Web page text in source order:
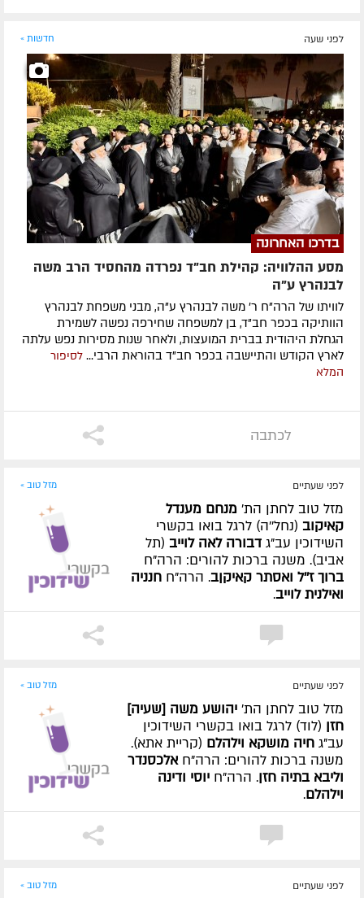
לפני שעה חדשות »
בדרכו האחרונה
מסע ההלוויה: קהילת חב"ד נפרדה מהחסיד הרב משה
לבנהרץ ע"ה
לוויתו של הרה"ח ר' משה לבנהרץ ע"ה, מבני משפחת לבנהרץ
הוותיקה בכפר חב"ד, בן למשפחה שחירפה נפשה לשמירת
הגחלת היהודית בברית המועצות, ולאחר שנות מסירות נפש עלתה
לארץ הקודש והתיישבה בכפר חב"ד בהוראת הרבי... לסיפור
המלא
לכתבה
לפני שעתיים מזל טוב »
מזל טוב לחתן הת' מנחם מענדל
קאיקוב (נחל''ה) לרגל בואו בקשרי
השידוכין עב"ג דבורה לאה לוייב (תל
אביב). משנה ברכות להורים: הרה"ח
ברוך ז''ל ואסתר קאיקןב. הרה"ח חנניה
ואילנית לוייב.
לפני שעתיים מזל טוב »
מזל טוב לחתן הת' יהושע משה [שעיה]
חזן (לוד) לרגל בואו בקשרי השידוכין
עב"ג חיה מושקא וילהלם (קריית אתא).
משנה ברכות להורים: הרה"חאלכסנדר
וליבא בתיה חזן. הרה"ח יוסי ודינה
וילהלם.
לפני שעתיים מזל טוב »